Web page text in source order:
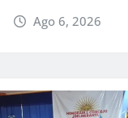
Ago 6, 2026